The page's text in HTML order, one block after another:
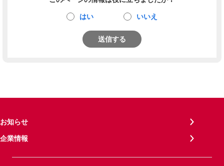
はい いいえ
送信する
お知らせ
企業情報